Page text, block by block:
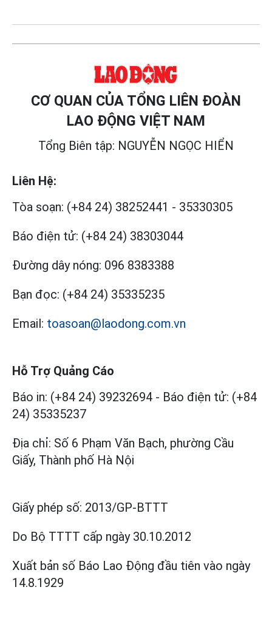
CƠ QUAN CỦA TỔNG LIÊN ĐOÀN
LAO ĐỘNG VIỆT NAM
Tổng Biên tập: NGUYỄN NGỌC HIỂN
Liên Hệ:
Tòa soạn: (+84 24) 38252441 - 35330305
Báo điện tử: (+84 24) 38303044
Đường dây nóng: 096 8383388
Bạn đọc: (+84 24) 35335235
Email: toasoan@laodong.com.vn
Hỗ Trợ Quảng Cáo
Báo in: (+84 24) 39232694 - Báo điện tử: (+84
24) 35335237
Địa chỉ: Số 6 Phạm Văn Bạch, phường Cầu
Giấy, Thành phố Hà Nội
Giấy phép số: 2013/GP-BTTT
Do Bộ TTTT cấp ngày 30.10.2012
Xuất bản số Báo Lao Động đầu tiên vào ngày
14.8.1929